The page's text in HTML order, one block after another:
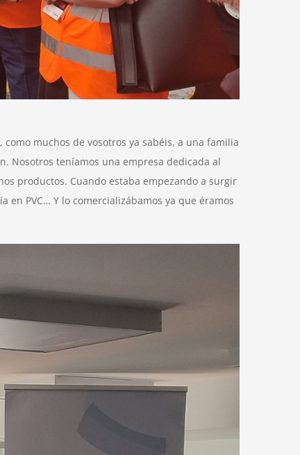
muchos de vosotros ya sabéis, a una familia
Nosotros teníamos una empresa dedicada al
productos. Cuando estaba empezando a surgir
PVC… Y lo comercializábamos ya que éramos